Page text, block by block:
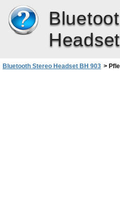
Bluetooth Stereo Headset BH 903 >